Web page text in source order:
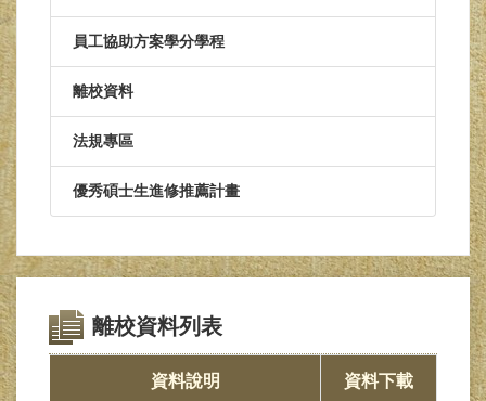
員工協助方案學分學程
離校資料
法規專區
優秀碩士生進修推薦計畫
離校資料列表
資料說明 資料下載